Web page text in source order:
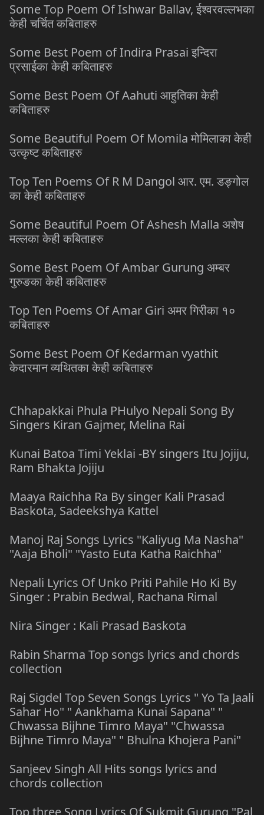
Some Top Poem Of Ishwar Ballav, ईश्वरवल्लभका
केही चर्चित कबिताहरु
Some Best Poem of Indira Prasai इन्दिरा
प्रसाईका केही कबिताहरु
Some Best Poem Of Aahuti आहुतिका केही
कबिताहरु
Some Beautiful Poem Of Momila मोमिलाका केही
उत्कृष्ट कबिताहरु
Top Ten Poems Of R M Dangol आर. एम. डङ्गोल
का केही कबिताहरु
Some Beautiful Poem Of Ashesh Malla अशेष
मल्लका केही कबिताहरु
Some Best Poem Of Ambar Gurung अम्बर
गुरुङका केही कबिताहरु
Top Ten Poems Of Amar Giri अमर गिरीका १०
कबिताहरु
Some Best Poem Of Kedarman vyathit
केदारमान व्यथितका केही कबिताहरु
Chhapakkai Phula PHulyo Nepali Song By
Singers Kiran Gajmer, Melina Rai
Kunai Batoa Timi Yeklai -BY singers Itu Jojiju,
Ram Bhakta Jojiju
Maaya Raichha Ra By singer Kali Prasad
Baskota, Sadeekshya Kattel
Manoj Raj Songs Lyrics "Kaliyug Ma Nasha"
"Aaja Bholi" "Yasto Euta Katha Raichha"
Nepali Lyrics Of Unko Priti Pahile Ho Ki By
Singer : Prabin Bedwal, Rachana Rimal
Nira Singer : Kali Prasad Baskota
Rabin Sharma Top songs lyrics and chords
collection
Raj Sigdel Top Seven Songs Lyrics " Yo Ta Jaali
Sahar Ho" " Aankhama Kunai Sapana" "
Chwassa Bijhne Timro Maya" "Chwassa
Bijhne Timro Maya" " Bhulna Khojera Pani"
Sanjeev Singh All Hits songs lyrics and
chords collection
Top three Song Lyrics Of Sukmit Gurung "Pal